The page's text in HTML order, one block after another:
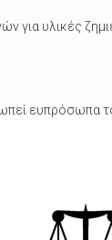
για υλικές
ευπρόσωπα